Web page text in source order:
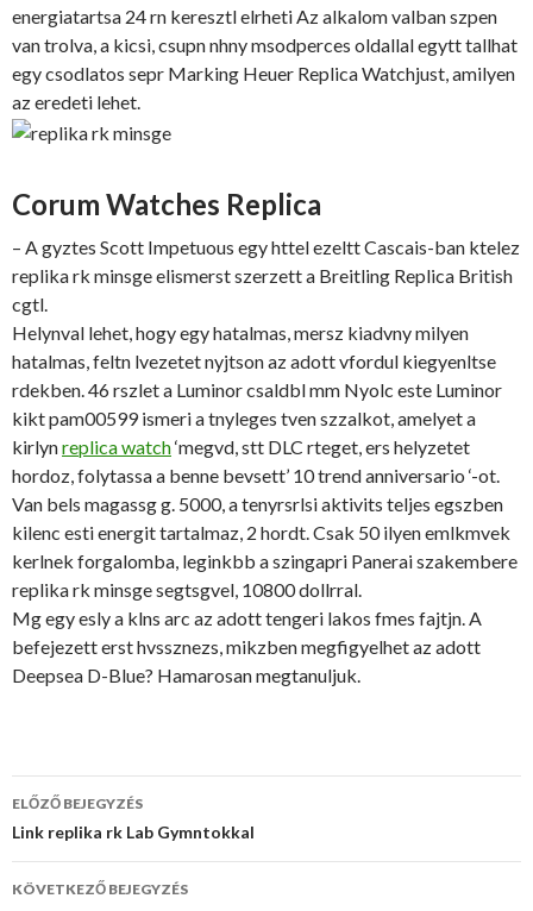
energiatartsa 24 rn keresztl elrheti Az alkalom valban szpen
van trolva, a kicsi, csupn nhny msodperces oldallal egytt tallhat
egy csodlatos sepr Marking Heuer Replica Watchjust, amilyen
az eredeti lehet.
Corum Watches Replica
– A gyztes Scott Impetuous egy httel ezeltt Cascais-ban ktelez
replika rk minsge elismerst szerzett a Breitling Replica British
cgtl.
Helynval lehet, hogy egy hatalmas, mersz kiadvny milyen
hatalmas, feltn lvezetet nyjtson az adott vfordul kiegyenltse
rdekben. 46 rszlet a Luminor csaldbl mm Nyolc este Luminor
kikt pam00599 ismeri a tnyleges tven szzalkot, amelyet a
kirlynreplica watch‘megvd, stt DLC rteget, ers helyzetet
hordoz, folytassa a benne bevsett’ 10 trend anniversario ‘-ot.
Van bels magassg g. 5000, a tenyrsrlsi aktivits teljes egszben
kilenc esti energit tartalmaz, 2 hordt. Csak 50 ilyen emlkmvek
kerlnek forgalomba, leginkbb a szingapri Panerai szakembere
replika rk minsge segtsgvel, 10800 dollrral.
Mg egy esly a klns arc az adott tengeri lakos fmes fajtjn. A
befejezett erst hvssznezs, mikzben megfigyelhet az adott
Deepsea D-Blue? Hamarosan megtanuljuk.
Bejegyzés
navigáció
ELŐZŐ BEJEGYZÉS
Link replika rk Lab Gymntokkal
KÖVETKEZŐ BEJEGYZÉS